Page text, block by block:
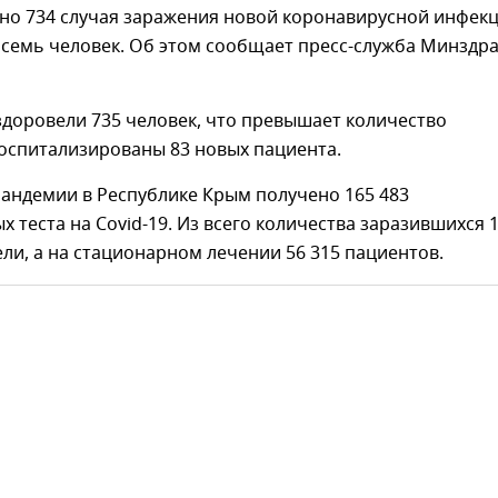
734 случая заражения новой коронавирусной
человек. Об этом сообщает пресс-служба
735 человек, что превышает количество
83 новых пациента.
в Республике Крым получено 165 483
теста на Covid-19. Из всего количества заразившихся
а на стационарном лечении 56 315 пациентов.